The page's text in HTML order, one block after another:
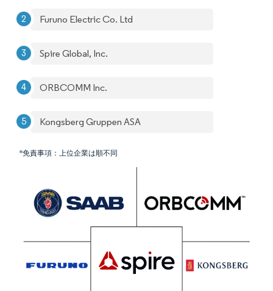
Furuno Electric Co. Ltd
Spire Global, Inc.
ORBCOMM Inc.
Kongsberg Gruppen ASA
*免責事項：上位企業は順不同